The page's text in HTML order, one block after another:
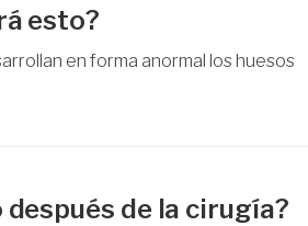
esto?
en forma anormal los huesos
de la cirugía?